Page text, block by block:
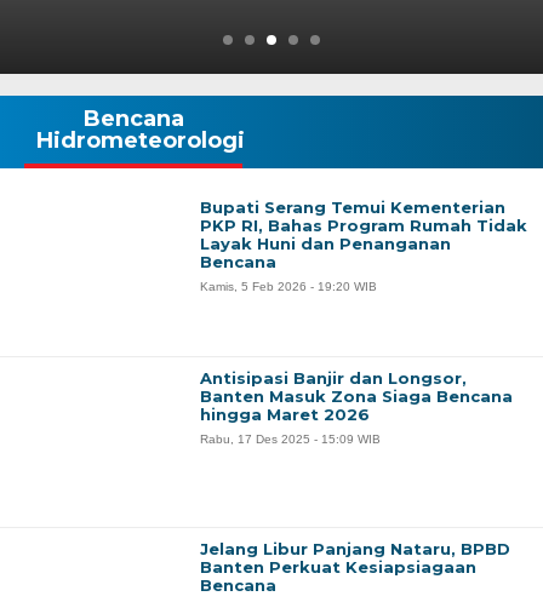
Bencana
Hidrometeorologi
Bupati Serang Temui Kementerian
PKP RI, Bahas Program Rumah Tidak
Layak Huni dan Penanganan
Bencana
Kamis, 5 Feb 2026 - 19:20 WIB
Antisipasi Banjir dan Longsor,
Banten Masuk Zona Siaga Bencana
hingga Maret 2026
Rabu, 17 Des 2025 - 15:09 WIB
Jelang Libur Panjang Nataru, BPBD
Banten Perkuat Kesiapsiagaan
Bencana